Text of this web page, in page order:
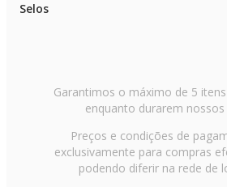
Selos
Garantimos o máximo de 5
enquanto durarem
Preços e condições de
exclusivamente para compras
podendo diferir na rede de